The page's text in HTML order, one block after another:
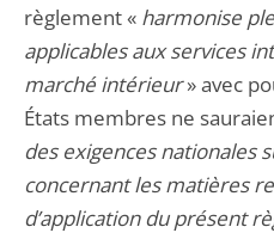
règlement « harmonise
applicables aux services
marché intérieur» avec
États membres ne
des exigences nationales
concernant les matières
d’application du présent